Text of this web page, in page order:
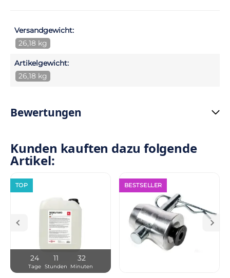
Versandgewicht:
26,18 kg
Artikelgewicht:
26,18 kg
Bewertungen
Kunden kauften dazu folgende
Artikel:
24
Tage
11
Stunden
32
Minuten
TOP BESTSELLER